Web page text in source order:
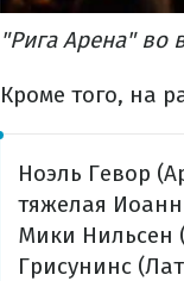
"Рига Арена" во
Кроме того, на
Ноэль Гевор
тяжелая
Мики Нильсен
Грисунинс